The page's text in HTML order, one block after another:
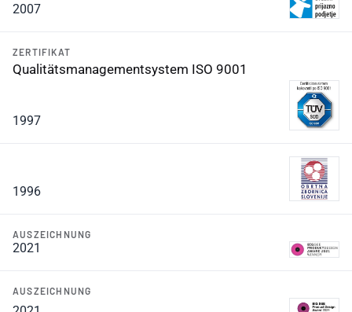
2007
ZERTIFIKAT
Qualitätsmanagementsystem ISO 9001
1997
1996
AUSZEICHNUNG
2021
AUSZEICHNUNG